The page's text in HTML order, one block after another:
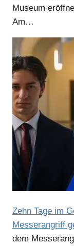
Museum
Am…
Zehn Tage im
Messerangriff
dem